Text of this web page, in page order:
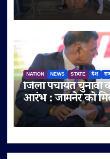
श्रद्धालुओं को बेहतर
NATION NEWS STATE देश
जिला पंचायत
आरंभ : जामनेर को